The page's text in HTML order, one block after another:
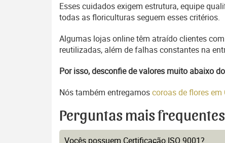
Esses cuidados exigem estrutura, equipe
todas as floriculturas seguem esses critérios.
Algumas lojas online têm atraído clientes com
reutilizadas, além de falhas constantes na
Por isso, desconfie de valores muito abaixo
Nós também entregamoscoroas de flores
Perguntas mais frequentes
Vocês possuem Certificação ISO 9001?